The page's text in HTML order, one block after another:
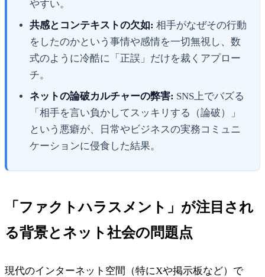
やすい。
共感とコンテキストの欠如: 相手がなぜその行動
をしたのかという事情や感情を一切無視し、数
式のように冷酷に「正誤」だけを裁くアプロー
チ。
ネットの論破カルチャーの弊害: SNS上でバズる
「相手を言い負かしてスッキリする（論破）」
という悪癖が、日常やビジネスの実務コミュニ
ケーションに侵食した結果。
「ファクトハラスメント」が注目され
る背景とネット社会の問題点
現代のインターネット空間（特にXや掲示板など）で